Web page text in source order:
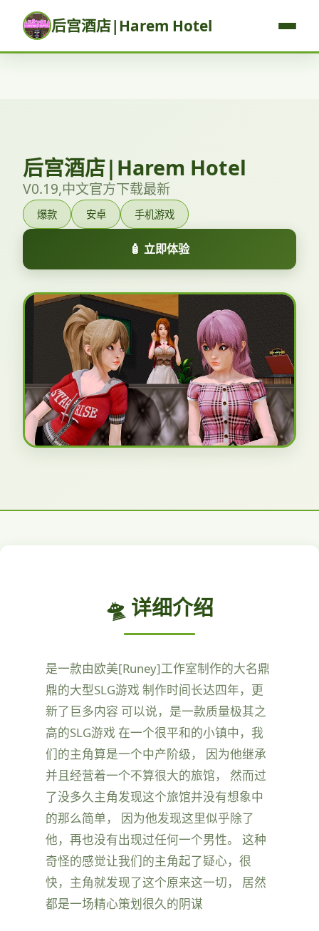
后宫酒店|Harem Hotel
后宫酒店|Harem Hotel
V0.19,中文官方下载最新
爆款 安卓 手机游戏
🧴 立即体验
🛸 详细介绍
是一款由欧美[Runey]工作室制作的大名鼎
鼎的大型SLG游戏 制作时间长达四年，更
新了巨多内容 可以说，是一款质量极其之
高的SLG游戏 在一个很平和的小镇中，我
们的主角算是一个中产阶级， 因为他继承
并且经营着一个不算很大的旅馆， 然而过
了没多久主角发现这个旅馆并没有想象中
的那么简单， 因为他发现这里似乎除了
他，再也没有出现过任何一个男性。 这种
奇怪的感觉让我们的主角起了疑心，很
快，主角就发现了这个原来这一切， 居然
都是一场精心策划很久的阴谋